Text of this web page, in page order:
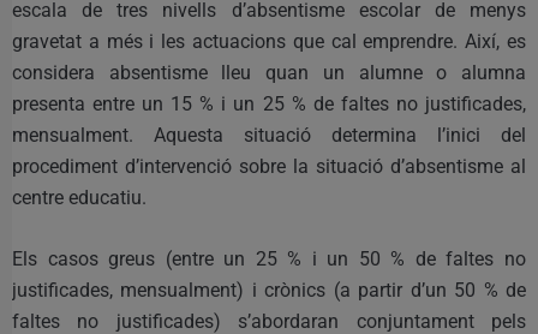
escala de tres nivells d’absentisme escolar de menys
gravetat a més i les actuacions que cal emprendre. Així, es
considera absentisme lleu quan un alumne o alumna
presenta entre un 15 % i un 25 % de faltes no justificades,
mensualment. Aquesta situació determina l’inici del
procediment d’intervenció sobre la situació d’absentisme al
centre educatiu.
Els casos greus (entre un 25 % i un 50 % de faltes no
justificades, mensualment) i crònics (a partir d’un 50 % de
faltes no justificades) s’abordaran conjuntament pels